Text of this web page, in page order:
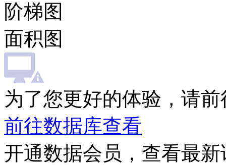
阶梯图
面积图
为了您更好的体验，请
前往数据库查看
开通数据会员，查看最